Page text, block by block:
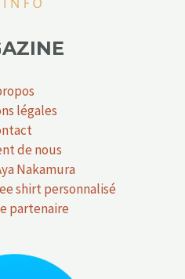
légales
de nous
Nakamura
shirt personnalisé
partenaire